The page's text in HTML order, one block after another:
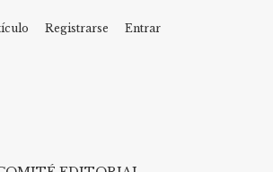
Registrarse Entrar